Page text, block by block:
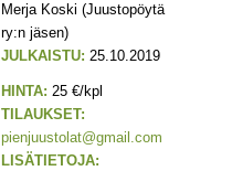
Merja Koski (Juustopöytä
ry:n jäsen)
JULKAISTU: 25.10.2019
HINTA: 25 €/kpl
TILAUKSET:
pienjuustolat@gmail.com
LISÄTIETOJA: